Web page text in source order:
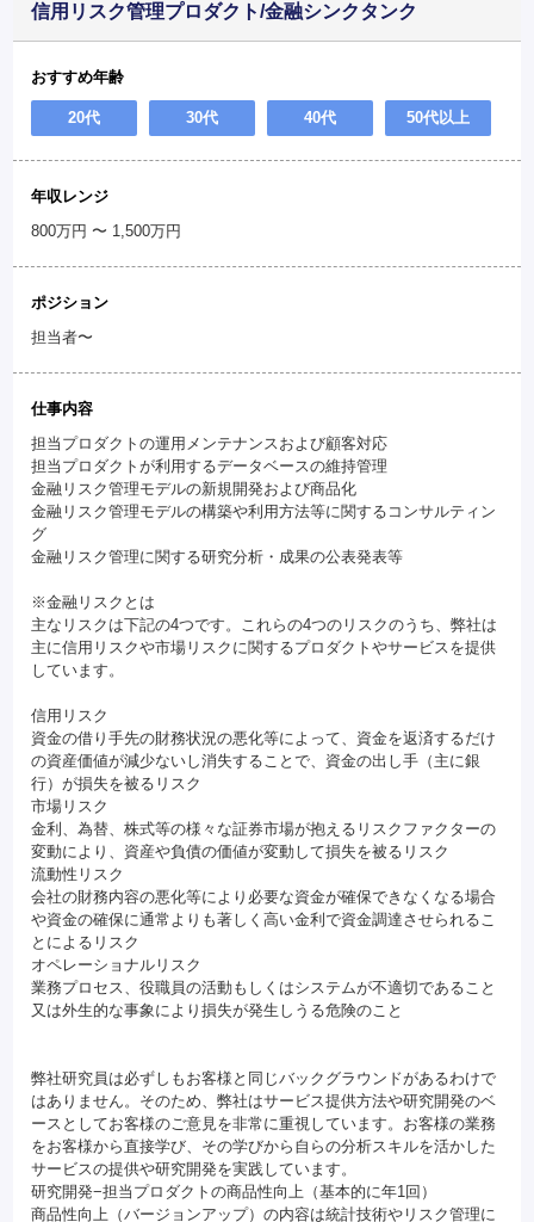
信用リスク管理プロダクト/金融シンクタンク
おすすめ年齢
20代 30代 40代 50代以上
年収レンジ
800万円 〜 1,500万円
ポジション
担当者〜
仕事内容
担当プロダクトの運用メンテナンスおよび顧客対応
担当プロダクトが利用するデータベースの維持管理
金融リスク管理モデルの新規開発および商品化
金融リスク管理モデルの構築や利用方法等に関するコンサルティン
グ
金融リスク管理に関する研究分析・成果の公表発表等
※金融リスクとは
主なリスクは下記の4つです。これらの4つのリスクのうち、弊社は
主に信用リスクや市場リスクに関するプロダクトやサービスを提供
しています。
信用リスク
資金の借り手先の財務状況の悪化等によって、資金を返済するだけ
の資産価値が減少ないし消失することで、資金の出し手（主に銀
行）が損失を被るリスク
市場リスク
金利、為替、株式等の様々な証券市場が抱えるリスクファクターの
変動により、資産や負債の価値が変動して損失を被るリスク
流動性リスク
会社の財務内容の悪化等により必要な資金が確保できなくなる場合
や資金の確保に通常よりも著しく高い金利で資金調達させられるこ
とによるリスク
オペレーショナルリスク
業務プロセス、役職員の活動もしくはシステムが不適切であること
又は外生的な事象により損失が発生しうる危険のこと
弊社研究員は必ずしもお客様と同じバックグラウンドがあるわけで
はありません。そのため、弊社はサービス提供方法や研究開発のベ
ースとしてお客様のご意見を非常に重視しています。お客様の業務
をお客様から直接学び、その学びから自らの分析スキルを活かした
サービスの提供や研究開発を実践しています。
研究開発−担当プロダクトの商品性向上（基本的に年1回）
商品性向上（バージョンアップ）の内容は統計技術やリスク管理に